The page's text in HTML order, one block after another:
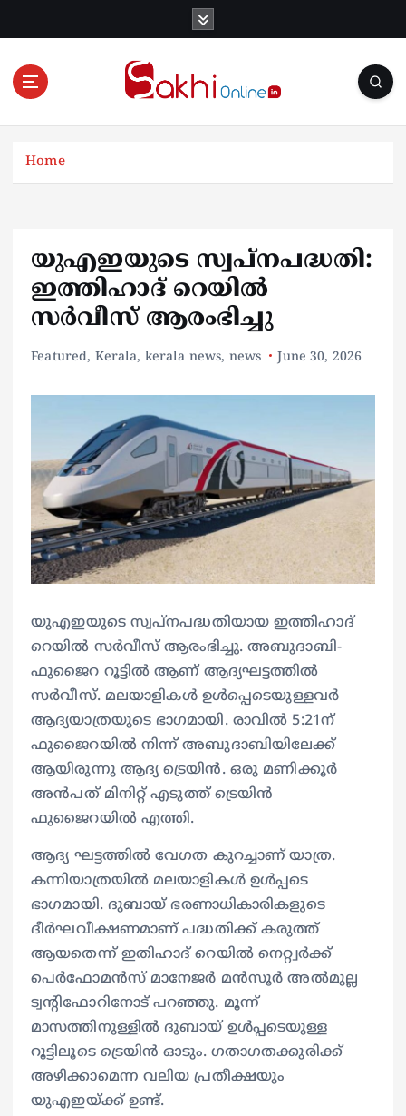
Online News Portal
Home
യുഎഇയുടെ സ്വപ്നപദ്ധതി:
ഇത്തിഹാദ് റെയിൽ
സർവീസ് ആരംഭിച്ചു
Featured, Kerala, kerala news, news June 30, 2026
യുഎഇയുടെ സ്വപ്നപദ്ധതിയായ ഇത്തിഹാദ്
റെയിൽ സർവീസ് ആരംഭിച്ചു. അബുദാബി-
ഫുജൈറ റൂട്ടിൽ ആണ് ആദ്യഘട്ടത്തിൽ
സർവീസ്. മലയാളികൾ ഉൾപ്പെടെയുള്ളവർ
ആദ്യയാത്രയുടെ ഭാഗമായി. രാവിൽ 5:21ന്
ഫുജൈറയിൽ നിന്ന് അബുദാബിയിലേക്ക്
ആയിരുന്നു ആദ്യ ട്രെയിൻ. ഒരു മണിക്കൂർ
അൻപത് മിനിറ്റ് എടുത്ത് ട്രെയിൻ
ഫുജൈറയിൽ എത്തി.
ആദ്യ ഘട്ടത്തിൽ വേഗത കുറച്ചാണ് യാത്ര.
കന്നിയാത്രയിൽ മലയാളികൾ ഉൾപ്പടെ
ഭാഗമായി.‌‌ ദുബായ് ഭരണാധികാരികളുടെ
ദീർഘവീക്ഷണമാണ് പദ്ധതിക്ക് കരുത്ത്
ആയതെന്ന് ഇതിഹാദ് റെയിൽ നെറ്റ്വർക്ക്
പെർഫോമൻസ് മാനേജർ മൻസൂർ അൽമുല്ല
ട്വന്റിഫോറിനോട് പറഞ്ഞു. മൂന്ന്
മാസത്തിനുള്ളിൽ ദുബായ് ഉൾപ്പടെയുള്ള
റൂട്ടിലൂടെ ട്രെയിൻ ഓടും. ഗതാഗതക്കുരിക്ക്
അഴിക്കാമെന്ന വലിയ പ്രതീക്ഷയും
യുഎഇയ്ക്ക് ഉണ്ട്.